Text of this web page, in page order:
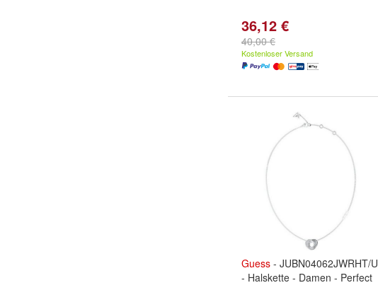
36,12 €
40,00 €
Kostenloser Versand
Guess - JUBN04062JWRHT/U
- Halskette - Damen - Perfect